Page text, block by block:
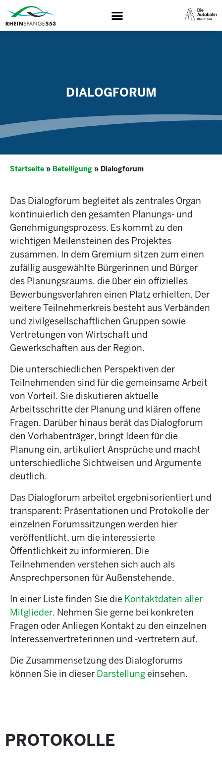
DIALOGFORUM
Startseite » Beteiligung » Dialogforum
Das Dialogforum begleitet als zentrales Organ
kontinuierlich den gesamten Planungs- und
Genehmigungsprozess. Es kommt zu den
wichtigen Meilensteinen des Projektes
zusammen. In dem Gremium sitzen zum einen
zufällig ausgewählte Bürgerinnen und Bürger
des Planungsraums, die über ein offizielles
Bewerbungsverfahren einen Platz erhielten. Der
weitere Teilnehmerkreis besteht aus Verbänden
und zivilgesellschaftlichen Gruppen sowie
Vertretungen von Wirtschaft und
Gewerkschaften aus der Region.
Die unterschiedlichen Perspektiven der
Teilnehmenden sind für die gemeinsame Arbeit
von Vorteil. Sie diskutieren aktuelle
Arbeitsschritte der Planung und klären offene
Fragen. Darüber hinaus berät das Dialogforum
den Vorhabenträger, bringt Ideen für die
Planung ein, artikuliert Ansprüche und macht
unterschiedliche Sichtweisen und Argumente
deutlich.
Das Dialogforum arbeitet ergebnisorientiert und
transparent: Präsentationen und Protokolle der
einzelnen Forumssitzungen werden hier
veröffentlicht, um die interessierte
Öffentlichkeit zu informieren. Die
Teilnehmenden verstehen sich auch als
Ansprechpersonen für Außenstehende.
In einer Liste finden Sie die Kontaktdaten aller
Mitglieder. Nehmen Sie gerne bei konkreten
Fragen oder Anliegen Kontakt zu den einzelnen
Interessenvertreterinnen und -vertretern auf.
Die Zusammensetzung des Dialogforums
können Sie in dieser Darstellungeinsehen.
PROTOKOLLE